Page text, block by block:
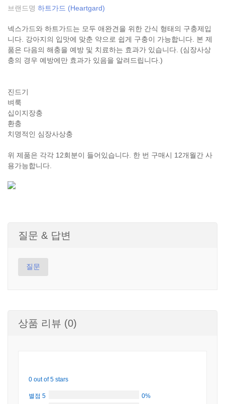
브랜드명 하트가드 (Heartgard)
넥스가드와 하트가드는 모두 애완견을 위한 간식 형태의 구충제입
니다. 강아지의 입맛에 맞춘 약으로 쉽게 구충이 가능합니다. 본 제
품은 다음의 해충을 예방 및 치료하는 효과가 있습니다. (심장사상
충의 경우 예방에만 효과가 있음을 알려드립니다.)
진드기
벼룩
십이지장충
환충
치명적인 심장사상충
위 제품은 각각 12회분이 들어있습니다. 한 번 구매시 12개월간 사
용가능합니다.
질문 & 답변
질문
상품 리뷰 (0)
0 out of 5 stars
별점 5
0%